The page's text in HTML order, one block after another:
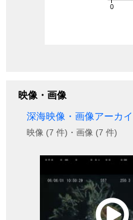
0
映像・画像
深海映像・画像アーカ
映像 (7 件)・画像 (7 件)